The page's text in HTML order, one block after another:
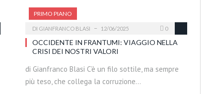
PRIMO PIANO
DI GIANFRANCO BLASI 12/06/2025 0
OCCIDENTE IN FRANTUMI: VIAGGIO NELLA
CRISI DEI NOSTRI VALORI
di Gianfranco Blasi C’è un filo sottile, ma sempre
più teso, che collega la corruzione…